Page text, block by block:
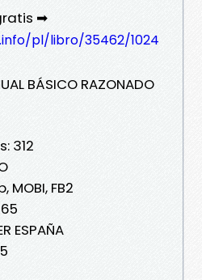
➡
pl/libro/35462/1024
BÁSICO RAZONADO
312
MOBI, FB2
ESPAÑA